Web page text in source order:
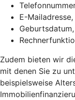
E-Mailadresse,
Geburtsdatum,
Zudem bieten wir
mit denen Sie zu
beispielsweise